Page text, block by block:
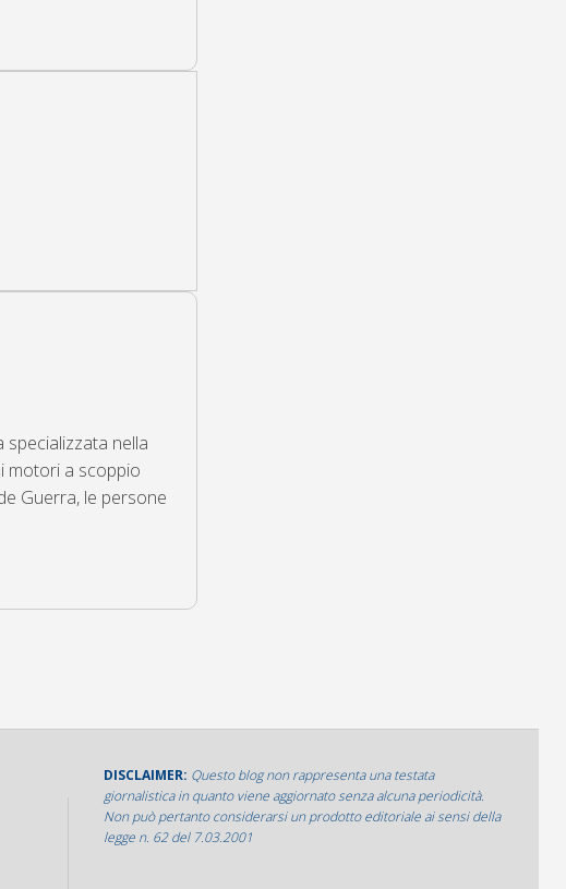
specializzata nella
motori a scoppio
Guerra, le persone
DISCLAIMER: Questo blog non rappresenta una testata
giornalistica in quanto viene aggiornato senza alcuna periodicità.
Non può pertanto considerarsi un prodotto editoriale ai sensi della
legge n. 62 del 7.03.2001